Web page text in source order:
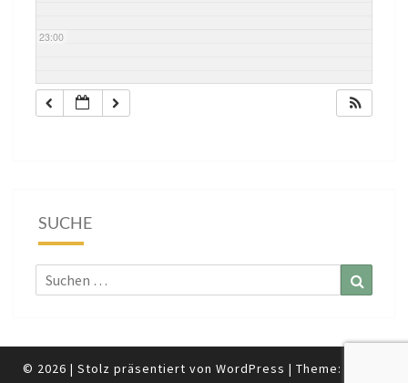
23:00
SUCHE
Suchen
nach:
© 2026 | Stolz präsentiert von WordPress | Theme: